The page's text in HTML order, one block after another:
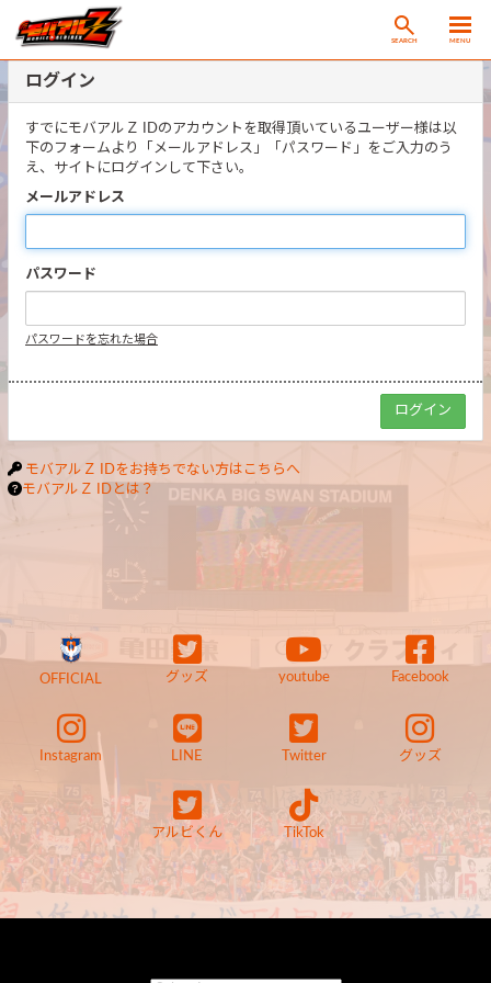
SEARCH MENU
ログイン
すでにモバアルＺ IDのアカウントを取得頂いているユーザー様は以
下のフォームより「メールアドレス」「パスワード」をご入力のう
え、サイトにログインして下さい。
メールアドレス
パスワード
パスワードを忘れた場合
モバアルＺ IDをお持ちでない方はこちらへ
モバアルＺ IDとは？
OFFICIAL グッズ youtube Facebook
Instagram LINE Twitter グッズ
アルビくん TikTok